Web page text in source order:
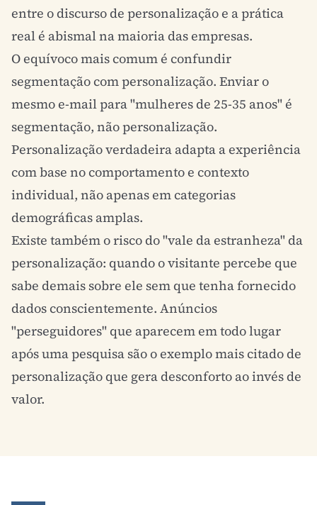
entre o discurso de personalização e a prática
real é abismal na maioria das empresas.
O equívoco mais comum é confundir
segmentação com personalização. Enviar o
mesmo e-mail para "mulheres de 25-35 anos" é
segmentação, não personalização.
Personalização verdadeira adapta a experiência
com base no comportamento e contexto
individual, não apenas em categorias
demográficas amplas.
Existe também o risco do "vale da estranheza" da
personalização: quando o visitante percebe que
sabe demais sobre ele sem que tenha fornecido
dados conscientemente. Anúncios
"perseguidores" que aparecem em todo lugar
após uma pesquisa são o exemplo mais citado de
personalização que gera desconforto ao invés de
valor.